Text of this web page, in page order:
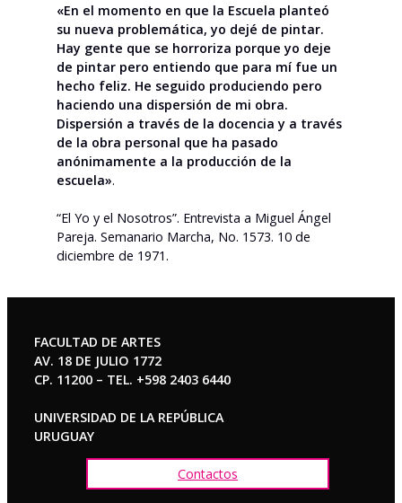
«En el momento en que la Escuela planteó
su nueva problemática, yo dejé de pintar.
Hay gente que se horroriza porque yo deje
de pintar pero entiendo que para mí fue un
hecho feliz. He seguido produciendo pero
haciendo una dispersión de mi obra.
Dispersión a través de la docencia y a través
de la obra personal que ha pasado
anónimamente a la producción de la
escuela».
“El Yo y el Nosotros”. Entrevista a Miguel Ángel
Pareja. Semanario Marcha, No. 1573. 10 de
diciembre de 1971.
FACULTAD DE ARTES
AV. 18 DE JULIO 1772
CP. 11200 – TEL. +598 2403 6440
UNIVERSIDAD DE LA REPÚBLICA
URUGUAY
Contactos